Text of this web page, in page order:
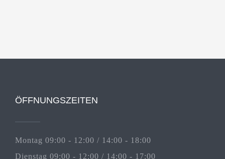
ÖFFNUNGSZEITEN
Montag 09:00 - 12:00 / 14:00 - 18:00
Dienstag 09:00 - 12:00 / 14:00 - 17:00